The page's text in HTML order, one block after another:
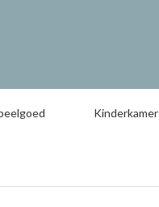
Kinderkamer